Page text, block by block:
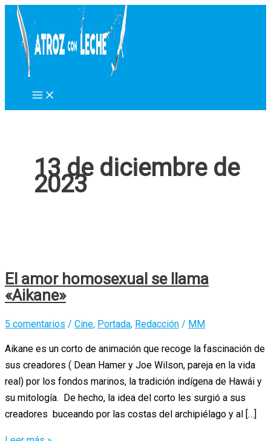
contenido
13 de diciembre de
2023
El amor homosexual se llama
«Aikane»
5 comentarios / Cine, Portada, Redacción / MM
Aikane es un corto de animación que recoge la fascinación de
sus creadores ( Dean Hamer y Joe Wilson, pareja en la vida
real) por los fondos marinos, la tradición indígena de Hawái y
su mitología. De hecho, la idea del corto les surgió a sus
creadores buceando por las costas del archipiélago y al […]